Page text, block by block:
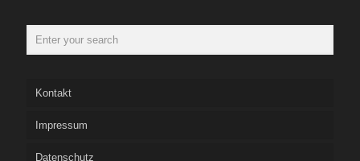
Kontakt
Impressum
Datenschutz